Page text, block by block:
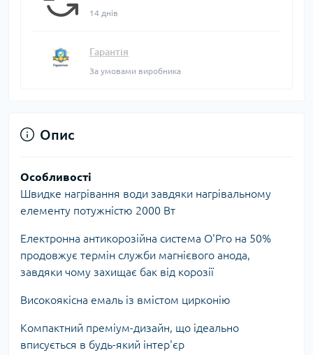
14 днів
Гарантія
За умовами виробника
Опис
Особливості
Швидке нагрівання води завдяки нагрівальному
елементу потужністю 2000 Вт
Електронна антикорозійна система O'Pro на 50%
продовжує термін служби магнієвого анода,
завдяки чому захищає бак від корозії
Високоякісна емаль із вмістом цирконію
Компактний преміум-дизайн, що ідеально
вписується в будь-який інтер'єр